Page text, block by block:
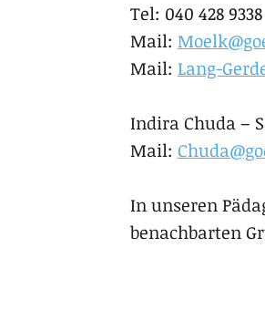
Tel: 040 428
Mail:
Mail: Lang-
Indira Chuda –
Mail:
In unseren
benachbarten